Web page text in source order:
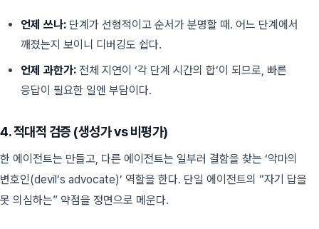
언제 쓰나:단계가 선형적이고 순서가 분명할 때. 어느 단계에서
깨졌는지 보이니 디버깅도 쉽다.
언제 과한가:전체 지연이 ‘각 단계 시간의 합’이 되므로, 빠른
응답이 필요한 일엔 부담이다.
4. 적대적 검증 (생성가 vs 비평가)
한 에이전트는 만들고, 다른 에이전트는 일부러 결함을 찾는 ‘악마의
변호인(devil’s advocate)’ 역할을 한다. 단일 에이전트의 “자기 답을
못 의심하는” 약점을 정면으로 메운다.